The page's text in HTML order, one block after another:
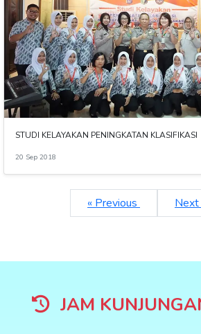
STUDI KELAYAKAN PENINGKATAN KLASIFIKASI
20 Sep 2018
« Previous Next
JAM